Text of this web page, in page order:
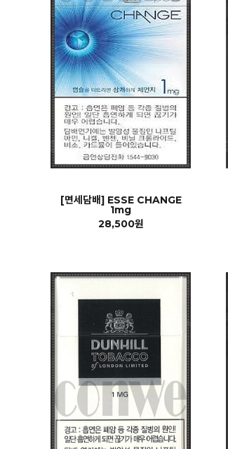
[면세담배] ESSE CHANGE
1mg
28,500원